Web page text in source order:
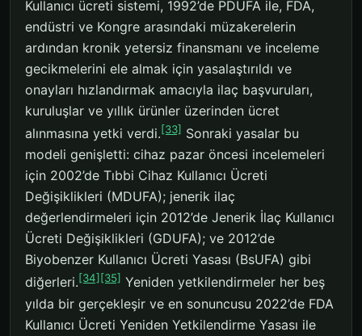
Kullanıcı ücreti sistemi, 1992’de PDUFA ile, FDA,
endüstri ve Kongre arasındaki müzakerelerin
ardından kronik yetersiz finansmanı ve inceleme
gecikmelerini ele almak için yasalaştırıldı ve
onayları hızlandırmak amacıyla ilaç başvuruları,
kuruluşlar ve yıllık ürünler üzerinden ücret
alınmasına yetki verdi.[33] Sonraki yasalar bu
modeli genişletti: cihaz pazar öncesi incelemeleri
için 2002’de Tıbbi Cihaz Kullanıcı Ücreti
Değişiklikleri (MDUFA); jenerik ilaç
değerlendirmeleri için 2012’de Jenerik İlaç Kullanıcı
Ücreti Değişiklikleri (GDUFA); ve 2012’de
Biyobenzer Kullanıcı Ücreti Yasası (BsUFA) gibi
diğerleri.[34] [35] Yeniden yetkilendirmeler her beş
yılda bir gerçekleşir ve en sonuncusu 2022’de FDA
Kullanıcı Ücreti Yeniden Yetkilendirme Yasası ile